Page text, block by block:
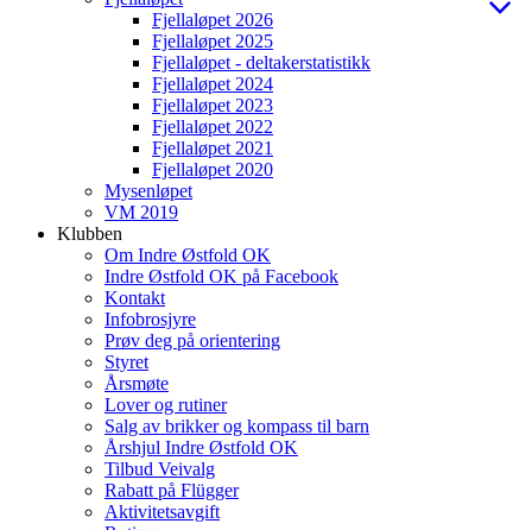
Fjellaløpet 2026
Fjellaløpet 2025
Fjellaløpet - deltakerstatistikk
Fjellaløpet 2024
Fjellaløpet 2023
Fjellaløpet 2022
Fjellaløpet 2021
Fjellaløpet 2020
Mysenløpet
VM 2019
Klubben
Om Indre Østfold OK
Indre Østfold OK på Facebook
Kontakt
Infobrosjyre
Prøv deg på orientering
Styret
Årsmøte
Lover og rutiner
Salg av brikker og kompass til barn
Årshjul Indre Østfold OK
Tilbud Veivalg
Rabatt på Flügger
Aktivitetsavgift